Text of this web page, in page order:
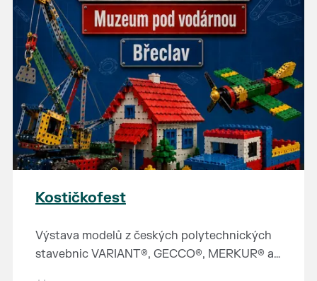
Kostičkofest
Výstava modelů z českých polytechnických
stavebnic VARIANT®, GECCO®, MERKUR® a